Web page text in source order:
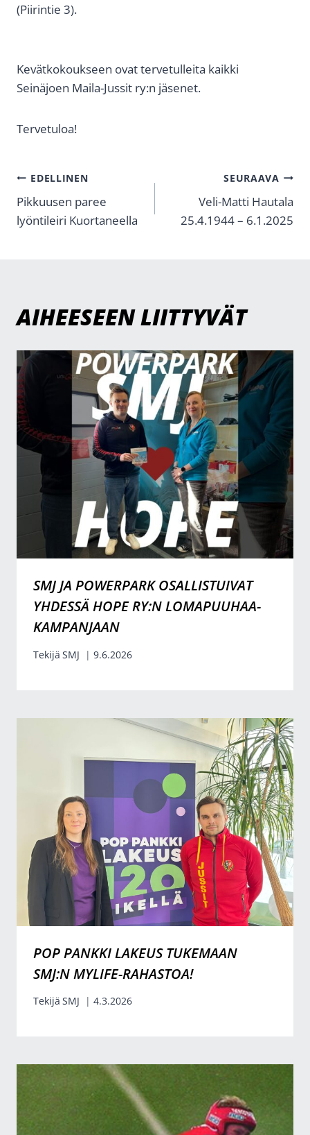
(Piirintie 3).
Kevätkokoukseen ovat tervetulleita kaikki
Seinäjoen Maila-Jussit ry:n jäsenet.
Tervetuloa!
ARTIKKELIEN
SELAUS
EDELLINEN
Pikkuusen paree
lyöntileiri Kuortaneella
SEURAAVA
Veli-Matti Hautala
25.4.1944 – 6.1.2025
AIHEESEEN LIITTYVÄT
SMJ JA POWERPARK OSALLISTUIVAT
YHDESSÄ HOPE RY:N LOMAPUUHAA-
KAMPANJAAN
Tekijä SMJ 9.6.2026
POP PANKKI LAKEUS TUKEMAAN
SMJ:N MYLIFE-RAHASTOA!
Tekijä SMJ 4.3.2026